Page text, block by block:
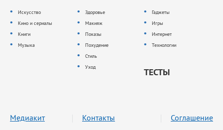
Искусство
Кино и сериалы
Книги
Музыка
Здоровье
Макияж
Показы
Похудение
Стиль
Уход
Гаджеты
Игры
Интернет
Технологии
ТЕСТЫ
Медиакит Контакты Соглашение